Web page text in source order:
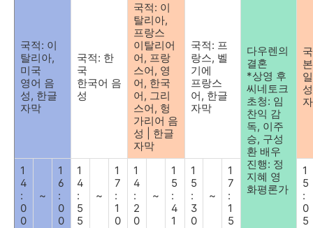
다우렌의
결혼
*상영 후
씨네토크
초청: 임
찬익 감
독, 이주
승, 구성
환 배우
진행: 정
지혜 영
화평론가
국적: 이
탈리아,
미국
영어 음
성, 한글
자막
국적: 한
국
한국어 음
성
국적: 이
탈리아,
프랑스
이탈리어
어, 프랑
스어, 영
어, 한국
어, 그리
스어, 헝
가리어 음
성
한글
자막
국적: 프
랑스, 벨
기에
프랑스
어, 한글
자막
본
성
1
4
:
0
0
~
1
6
:
0
0
1
4
:
5
5
~
1
7
:
1
0
1
4
:
2
0
~
1
5
:
4
1
1
5
:
3
0
~
1
7
:
1
5
1
5
:
0
5